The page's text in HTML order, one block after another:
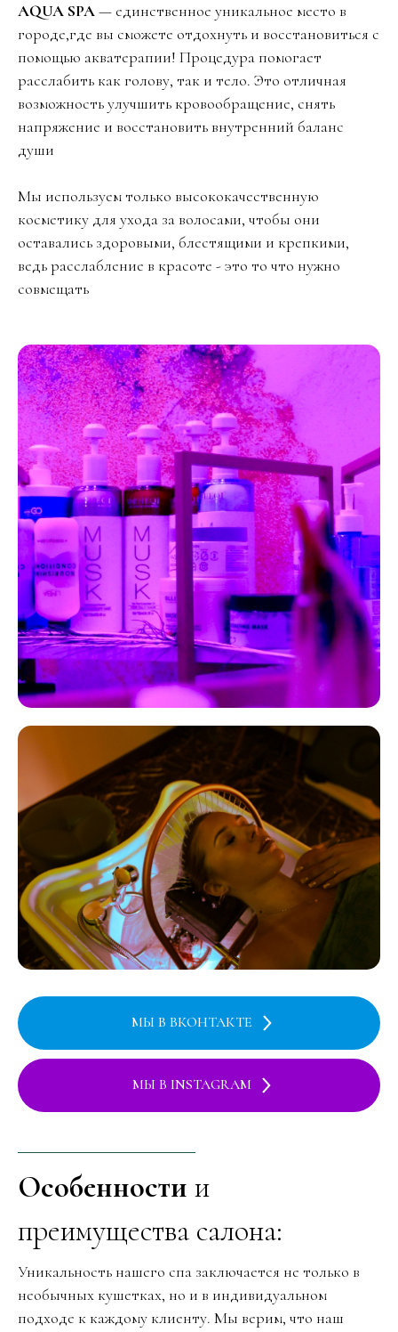
AQUA SPA— единственное уникальное место в
городе,где вы сможете отдохнуть и восстановиться с
помощью акватерапии! Процедура помогает
расслабить как голову, так и тело. Это отличная
возможность улучшить кровообращение, снять
напряжение и восстановить внутренний баланс
души
Мы используем только высококачественную
косметику для ухода за волосами, чтобы они
оставались здоровыми, блестящими и крепкими,
ведь расслабление в красоте - это то что нужно
совмещать
МЫ В ВКОНТАКТЕ
МЫ В INSTAGRAM
Особенности и
преимущества салона:
Уникальность нашего спа заключается не только в
необычных кушетках, но и в индивидуальном
подходе к каждому клиенту. Мы верим, что наш